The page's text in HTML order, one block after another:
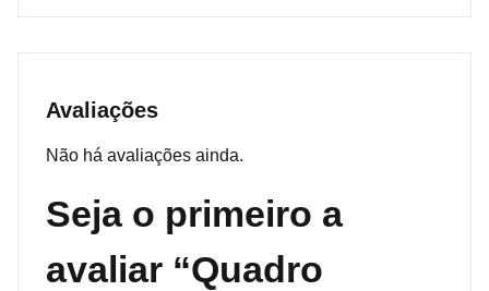
Avaliações
Não há avaliações ainda.
Seja o primeiro a
avaliar “Quadro